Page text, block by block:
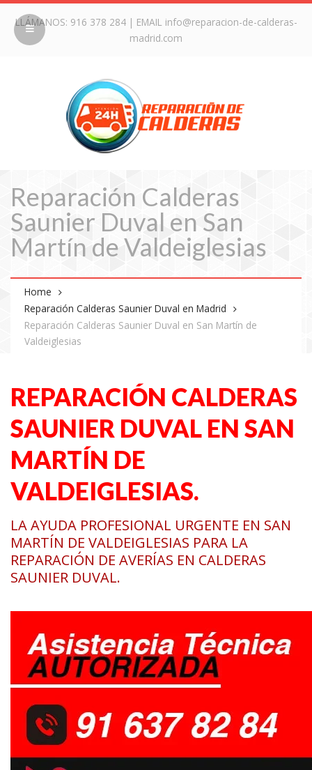
LLÁMANOS: 916 378 284| EMAIL info@reparacion-de-calderas-
madrid.com
Reparación Calderas
Saunier Duval en San
Martín de Valdeiglesias
Home
Reparación Calderas Saunier Duval en Madrid
Reparación Calderas Saunier Duval en San Martín de
Valdeiglesias
REPARACIÓN CALDERAS
SAUNIER DUVAL EN SAN
MARTÍN DE
VALDEIGLESIAS.
LA AYUDA PROFESIONAL URGENTE EN SAN
MARTÍN DE VALDEIGLESIAS PARA LA
REPARACIÓN DE AVERÍAS EN CALDERAS
SAUNIER DUVAL.